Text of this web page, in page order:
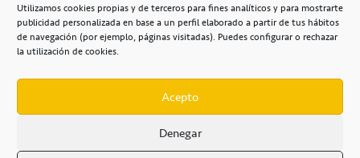
Utilizamos cookies propias y de terceros para fines analíticos y para mostrarte
publicidad personalizada en base a un perfil elaborado a partir de tus hábitos
de navegación (por ejemplo, páginas visitadas). Puedes configurar o rechazar
la utilización de cookies.
Acepto
Denegar
secretaria@cbcanarias.es
+34 922 253 684
Casa del Deporte / 38108 – La Laguna
POLÍTICA DE PRIVACIDAD / POLÍTICA DE COOKIES /